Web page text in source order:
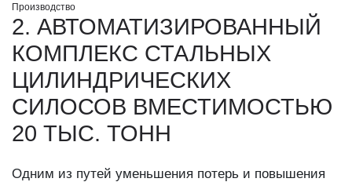
Производство
2. АВТОМАТИЗИРОВАННЫЙ
КОМПЛЕКС СТАЛЬНЫХ
ЦИЛИНДРИЧЕСКИХ
СИЛОСОВ ВМЕСТИМОСТЬЮ
20 ТЫС. ТОНН
Одним из путей уменьшения потерь и повышения